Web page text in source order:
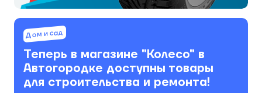
Дом и сад
Теперь в магазине "Колесо" в
Автогородке доступны товары
для строительства и ремонта!